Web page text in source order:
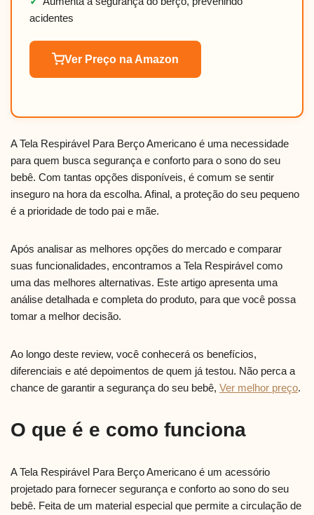
acidentes
Ver Preço na Amazon
A Tela Respirável Para Berço Americano é uma necessidade
para quem busca segurança e conforto para o sono do seu
bebê. Com tantas opções disponíveis, é comum se sentir
inseguro na hora da escolha. Afinal, a proteção do seu pequeno
é a prioridade de todo pai e mãe.
Após analisar as melhores opções do mercado e comparar
suas funcionalidades, encontramos a Tela Respirável como
uma das melhores alternativas. Este artigo apresenta uma
análise detalhada e completa do produto, para que você possa
tomar a melhor decisão.
Ao longo deste review, você conhecerá os benefícios,
diferenciais e até depoimentos de quem já testou. Não perca a
chance de garantir a segurança do seu bebê, Ver melhor preço.
O que é e como funciona
A Tela Respirável Para Berço Americano é um acessório
projetado para fornecer segurança e conforto ao sono do seu
bebê. Feita de um material especial que permite a circulação de